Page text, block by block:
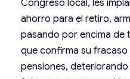
Congreso local, les
ahorro para el retiro,
pasando por encima de
que confirma su
pensiones,